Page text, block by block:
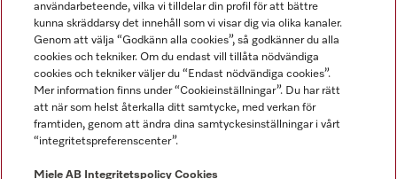
Miele AB
Allmänna villkor
Användarvillkor
Miele tillgänglighetsförklaring
Lagen om digitala tjänster
användarbeteende, vilka vi tilldelar din profil för att bättre
kunna skräddarsy det innehåll som vi visar dig via olika kanaler.
Genom att välja “Godkänn alla cookies”, så godkänner du alla
cookies och tekniker. Om du endast vill tillåta nödvändiga
cookies och tekniker väljer du “Endast nödvändiga cookies”.
Mer information finns under “Cookieinställningar”. Du har rätt
att när som helst återkalla ditt samtycke, med verkan för
framtiden, genom att ändra dina samtyckesinställningar i vårt
“integritetspreferenscenter”.
Miele AB Integritetspolicy Cookies